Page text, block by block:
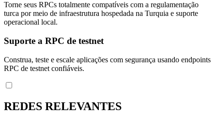
Torne seus RPCs totalmente compatíveis com a regulamentação
turca por meio de infraestrutura hospedada na Turquia e suporte
operacional local.
Suporte a RPC de testnet
Construa, teste e escale aplicações com segurança usando endpoints
RPC de testnet confiáveis.
REDES RELEVANTES